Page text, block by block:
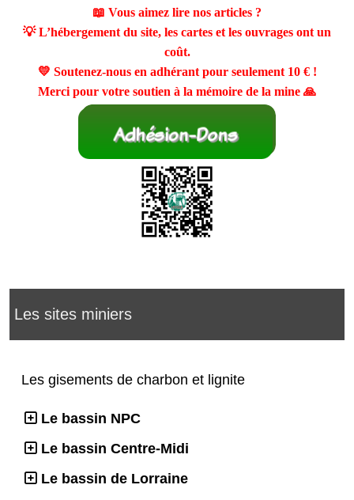
📖 Vous aimez lire nos articles ?
💡 L’hébergement du site, les cartes et les ouvrages ont un
coût.
💛 Soutenez-nous en adhérant pour seulement 10 €!
Merci pour votre soutien à la mémoire de la mine 🙏
Les sites miniers
Les gisements de charbon et lignite
Le bassin NPC
Le bassin Centre-Midi
Le bassin de Lorraine